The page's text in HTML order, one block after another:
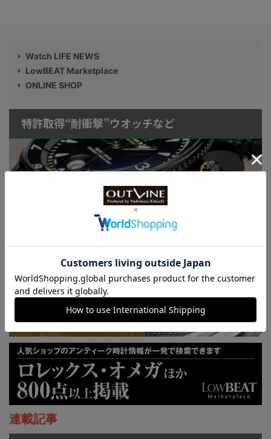
Watch LIFE NEWS
LowBEAT Marketplace
ONLINE SHOP
特許取得“耐衝撃”ウオッチなど
連載記事